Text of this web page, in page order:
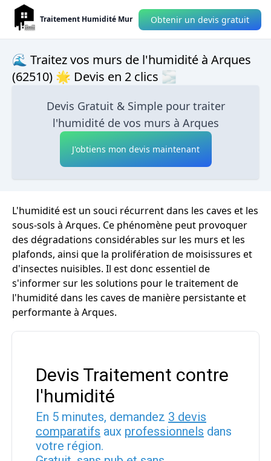
Traitement Humidité Mur Obtenir un devis gratuit
🌊 Traitez vos murs de l'humidité à Arques
(62510) 🌟 Devis en 2 clics 🌫
Devis Gratuit & Simple pour traiter
l'humidité de vos murs à Arques
J'obtiens mon devis maintenant
L'humidité est un souci récurrent dans les caves et les
sous-sols à Arques. Ce phénomène peut provoquer
des dégradations considérables sur les murs et les
plafonds, ainsi que la prolifération de moisissures et
d'insectes nuisibles. Il est donc essentiel de
s'informer sur les solutions pour le traitement de
l'humidité dans les caves de manière persistante et
performante à Arques.
Devis Traitement contre
l'humidité
En 5 minutes, demandez 3 devis
comparatifs aux professionnels dans
votre région.